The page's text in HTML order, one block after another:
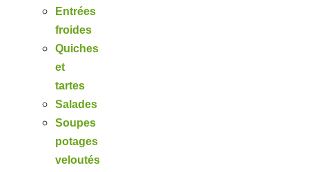
Entrées
froides
Quiches
et
tartes
Salades
Soupes
potages
veloutés